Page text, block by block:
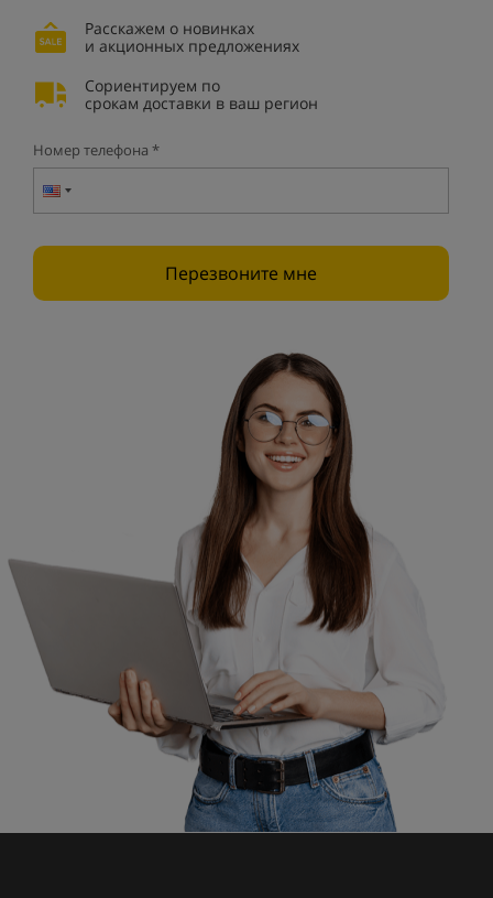
Расскажем о новинках
и акционных предложениях
Сориентируем по
срокам доставки в ваш регион
Номер телефона *
Перезвоните мне